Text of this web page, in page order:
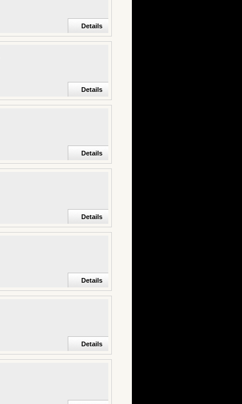
Details
Details
Details
Details
Details
Details